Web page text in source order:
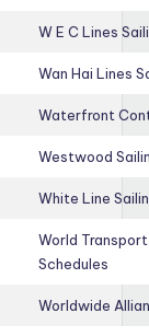
W E C Lines
Wan Hai Lines
Waterfront
Westwood
White Line
World
Schedules
Worldwide